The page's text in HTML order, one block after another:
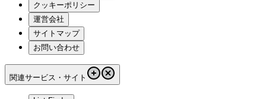
クッキーポリシー
運営会社
サイトマップ
お問い合わせ
関連サービス・サイト